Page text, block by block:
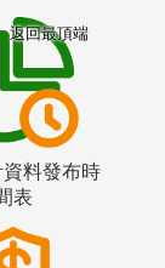
料發布時
表
返回最頂端